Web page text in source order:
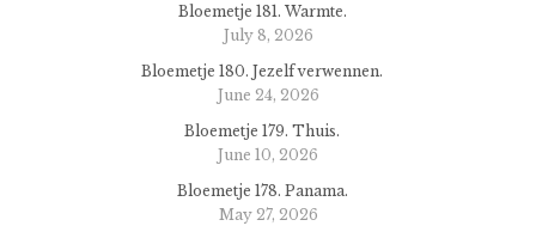
Bloemetje 181. Warmte.
July 8, 2026
Bloemetje 180. Jezelf verwennen.
June 24, 2026
Bloemetje 179. Thuis.
June 10, 2026
Bloemetje 178. Panama.
May 27, 2026